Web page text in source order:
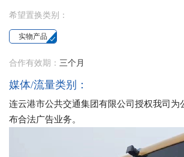
希望置换类别：
实物产品
合作有效期： 三个月
媒体/流量类别：
连云港市公共交通集团有限公司授权我司
布合法广告业务。